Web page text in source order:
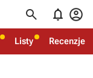
  
Listy Recenzje